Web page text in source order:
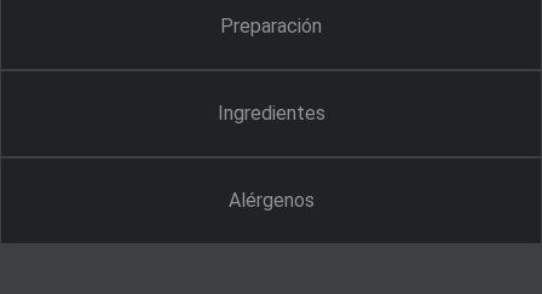
Preparación
Ingredientes
Alérgenos